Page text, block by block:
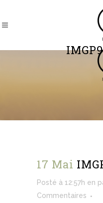
17 Mai
Posté à 12:57h en
Commentaires